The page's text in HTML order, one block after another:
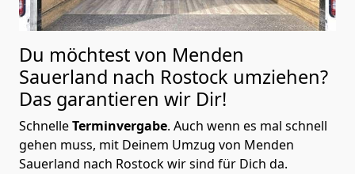
Du möchtest von Menden
Sauerland nach Rostock umziehen?
Das garantieren wir Dir!
SchnelleTerminvergabe. Auch wenn es mal schnell
gehen muss, mit Deinem Umzug von Menden
Sauerland nach Rostock wir sind für Dich da.